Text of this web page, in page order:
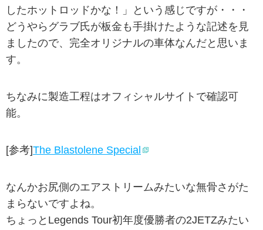
したホットロッドかな！」という感じですが・・・
どうやらグラブ氏が板金も手掛けたような記述を見
ましたので、完全オリジナルの車体なんだと思いま
す。
ちなみに製造工程はオフィシャルサイトで確認可
能。
[参考]The Blastolene Special
なんかお尻側のエアストリームみたいな無骨さがた
まらないですよね。
ちょっとLegends Tour初年度優勝者の2JETZみたい